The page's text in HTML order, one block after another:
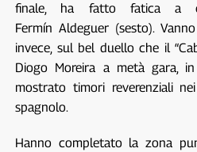
finale, ha fatto fatica a
Fermín Aldeguer (sesto).
invece, sul bel duello che il
Diogo Moreira a metà gara,
mostrato timori reverenziali
spagnolo.
Hanno completato la zona